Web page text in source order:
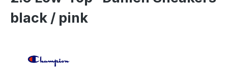
black / pink